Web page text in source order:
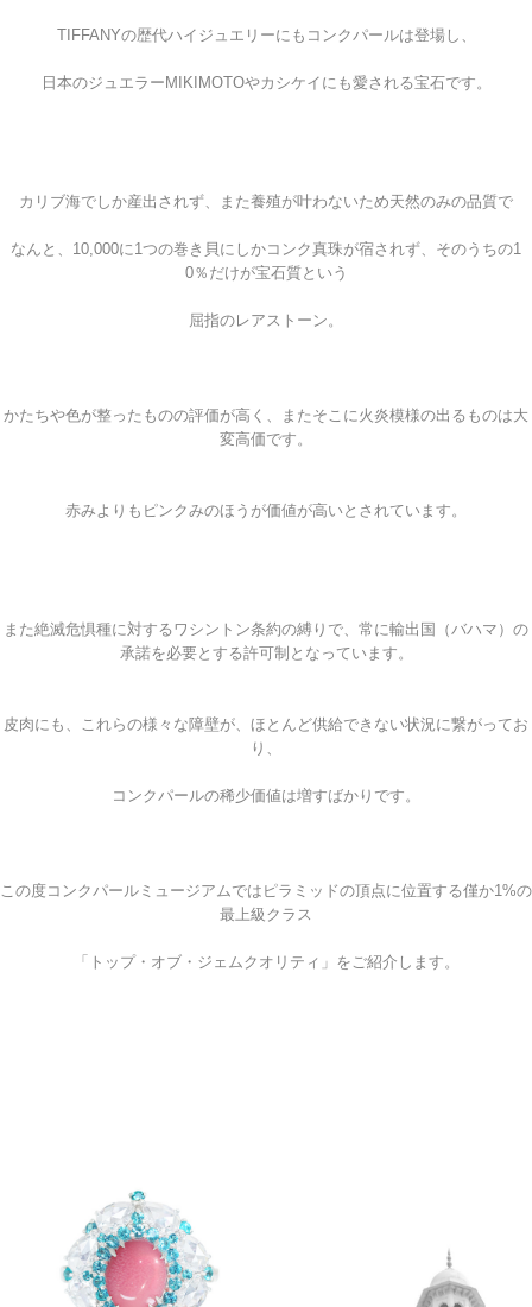
TIFFANYの歴代ハイジュエリーにもコンクパールは登場し、
日本のジュエラーMIKIMOTOやカシケイにも愛される宝石です。
カリブ海でしか産出されず、また養殖が叶わないため天然のみの品質で
なんと、10,000に1つの巻き貝にしかコンク真珠が宿されず、そのうちの1
0％だけが宝石質という
屈指のレアストーン。
かたちや色が整ったものの評価が高く、またそこに火炎模様の出るものは大
変高価です。
赤みよりもピンクみのほうが価値が高いとされています。
また絶滅危惧種に対するワシントン条約の縛りで、常に輸出国（バハマ）の
承諾を必要とする許可制となっています。
皮肉にも、これらの様々な障壁が、ほとんど供給できない状況に繋がってお
り、
コンクパールの稀少価値は増すばかりです。
この度コンクパールミュージアムではピラミッドの頂点に位置する僅か1%の
最上級クラス
「トップ・オブ・ジェムクオリティ」をご紹介します。